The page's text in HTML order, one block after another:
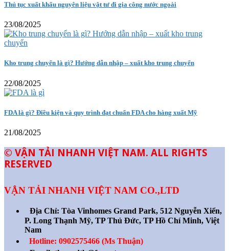
Thủ tục xuất khẩu nguyên liệu vật tư đi gia công nước ngoài
23/08/2025
Kho trung chuyển là gì? Hướng dẫn nhập – xuất kho trung chuyển
22/08/2025
FDA là gì? Điều kiện và quy trình đạt chuẩn FDA cho hàng xuất Mỹ
21/08/2025
© VẬN TẢI NHANH VIỆT NAM. ALL RIGHTS
RESERVED
VẬN TẢI NHANH VIỆT NAM CO.,LTD
Địa Chỉ: Tòa Vinhomes Grand Park, 512 Nguyễn Xiển,
P. Long Thạnh Mỹ, TP Thủ Đức, TP Hồ Chí Minh, Việt
Nam
Hotline: 0902575466 (Ms Thuận)